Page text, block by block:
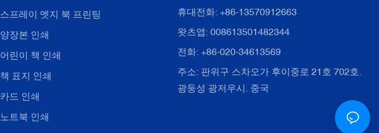
스프레이 엣지 북 프린팅
양장본 인쇄
어린이 책 인쇄
책 표지 인쇄
카드 인쇄
노트북 인쇄
휴대전화: +86-13570912663
왓츠앱: 008613501482344
전화: +86-020-34613569
주소: 판위구 스차오가 후이중로 21호 702호.
광둥성 광저우시. 중국